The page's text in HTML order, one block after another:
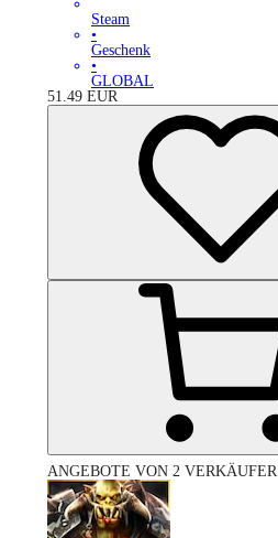
Steam
•
Geschenk
•
GLOBAL
51.49 EUR
ANGEBOTE VON 2 VERKÄUFER